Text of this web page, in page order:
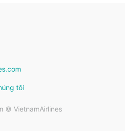
tôi
© VietnamAirlines